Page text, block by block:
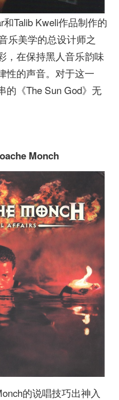
Talib Kweli作品制作的
乐美学的总设计师之
，在保持黑人音乐韵味
性的声音。对于这一
的《The Sun God》无
Monch
的说唱技巧出神入